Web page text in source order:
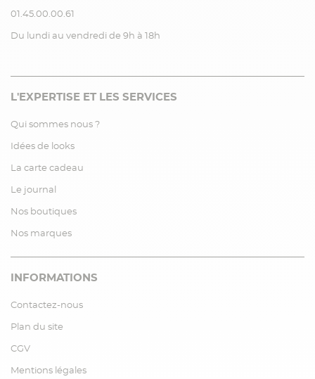
01.45.00.00.61
Du lundi au vendredi de 9h à 18h
L'EXPERTISE ET LES SERVICES
Qui sommes nous ?
Idées de looks
La carte cadeau
Le journal
Nos boutiques
Nos marques
INFORMATIONS
Contactez-nous
Plan du site
CGV
Mentions légales